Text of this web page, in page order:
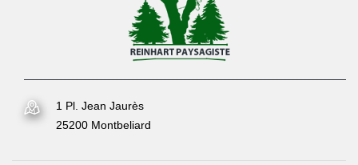
1 Pl. Jean Jaurès
25200 Montbeliard